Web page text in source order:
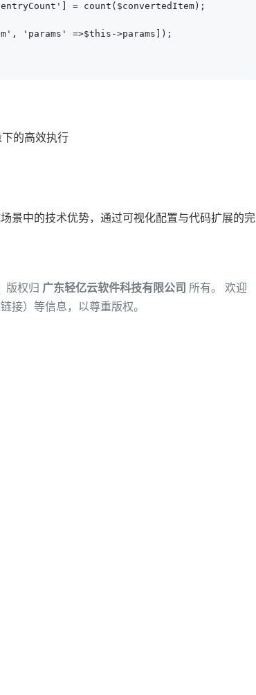
= count($convertedItem);
'params' =>$this->params]);
的高效执行
景中的技术优势，通过可视化配置与代码扩展的完
版权归 广东轻亿云软件科技有限公司 所有。 欢迎
接）等信息，以尊重版权。